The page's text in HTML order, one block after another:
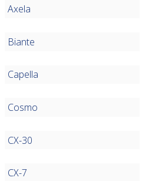
Axela
Biante
Capella
Cosmo
CX-30
CX-7